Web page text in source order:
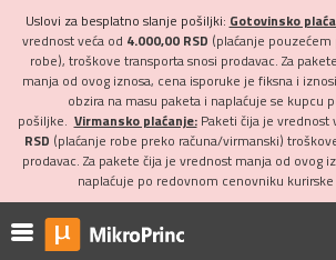
Uslovi za besplatno slanje pošiljki: Gotovinsko
vrednost veća od 4.000,00 RSD (plaćanje
robe), troškove transporta snosi prodavac. Za
manja od ovog iznosa, cena isporuke je fiksna i iznosi
obzira na masu paketa i naplaćuje se kupcu
pošiljke. Virmansko plaćanje:Paketi čija je vrednost
RSD (plaćanje robe preko računa/virmanski)
prodavac. Za pakete čija je vrednost manja od ovog
naplaćuje po redovnom cenovniku kurirske